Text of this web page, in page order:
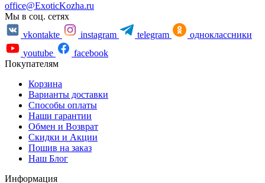
office@ExoticKozha.ru
Мы в соц. сетях
vkontakte
instagram telegram
одноклассники
youtube
facebook
Покупателям
Корзина
Варианты доставки
Способы оплаты
Наши гарантии
Обмен и Возврат
Скидки и Акции
Пошив на заказ
Наш Блог
Информация